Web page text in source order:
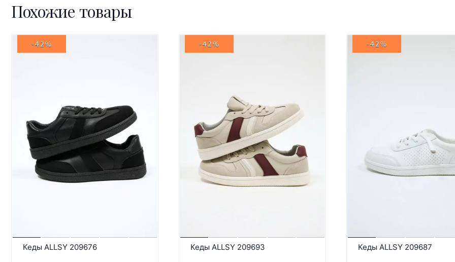
Похожие товары
-42%
Кеды ALLSY 209676
-42%
Кеды ALLSY 209693
-42%
Кеды ALLSY 209687